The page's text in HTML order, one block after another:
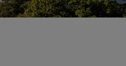
e
n